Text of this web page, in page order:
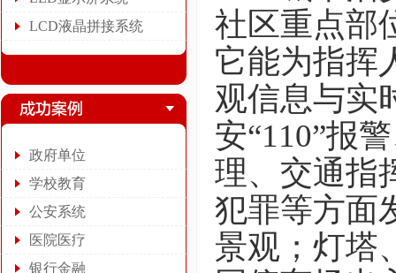
LCD液晶拼接系统
政府单位
学校教育
公安系统
医院医疗
银行金融
社区重点部
它能为指挥
观信息与实
安“110”报
理、交通指
犯罪等方面
景观；灯塔